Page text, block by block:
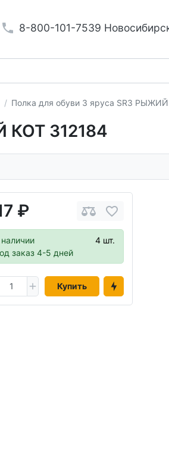
8-800-101-7539
Полка для обуви 3 яруса SR3
КОТ 312184
₽
4 шт.
заказ 4-5 дней
Купить